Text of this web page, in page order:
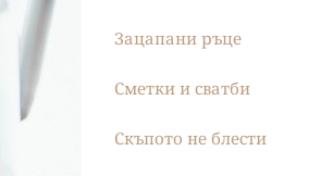
Зацапани ръце
Сметки и сватби
Скъпото не блести